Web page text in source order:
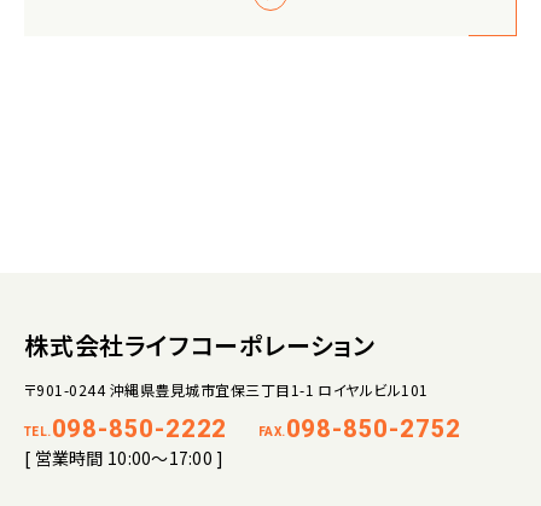
株式会社ライフコーポレーション
〒901-0244 沖縄県豊見城市宜保三丁目1-1 ロイヤルビル101
TEL. 098-850-2222 FAX. 098-850-2752
[ 営業時間 10:00～17:00 ]